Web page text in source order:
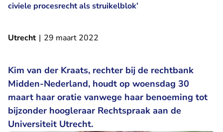
civiele procesrecht als struikelblok’
Utrecht | 29 maart 2022
Kim van der Kraats, rechter bij de rechtbank
Midden-Nederland, houdt op woensdag 30
maart haar oratie vanwege haar benoeming tot
bijzonder hoogleraar Rechtspraak aan de
Universiteit Utrecht.